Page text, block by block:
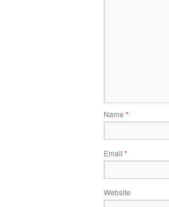
Name *
Email *
Website